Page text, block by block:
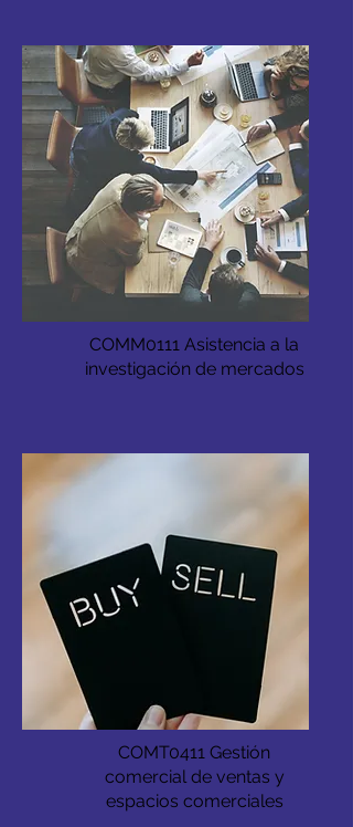
COMM0111 Asistencia a la
investigación de mercados
COMT0411 Gestión
comercial de ventas y
espacios comerciales